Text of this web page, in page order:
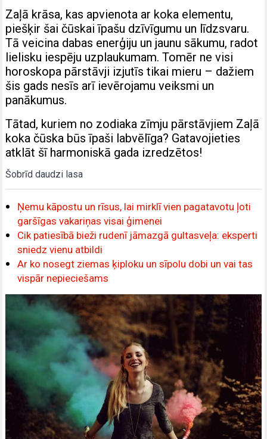
Zaļā krāsa, kas apvienota ar koka elementu,
piešķir šai čūskai īpašu dzīvīgumu un līdzsvaru.
Tā veicina dabas enerģiju un jaunu sākumu, radot
lielisku iespēju uzplaukumam. Tomēr ne visi
horoskopa pārstāvji izjutīs tikai mieru – dažiem
šis gads nesīs arī ievērojamu veiksmi un
panākumus.
Tātad, kuriem no zodiaka zīmju pārstāvjiem Zaļā
koka čūska būs īpaši labvēlīga? Gatavojieties
atklāt šī harmoniskā gada izredzētos!
Šobrīd daudzi lasa
Ņemu kāpostu un rīsus, lai mirklī vien pagatavotu ļoti
garšīgas vakariņas visai ģimenei
Cik patiesībā bieži rudenī jāmazgā gultasveļa: eksperti
sniedz vienu atbildi
Ar ko nosegt ziemas ķiploku un sīpolu dobi un vai tas
vispār nepieciešams